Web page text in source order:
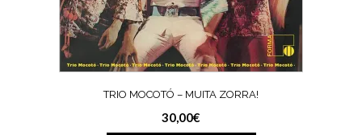
TRIO MOCOTÓ – MUITA ZORRA!
30,00€